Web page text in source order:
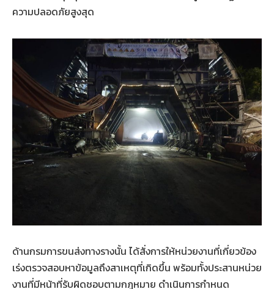
ความปลอดภัยสูงสุด
ด้านกรมการขนส่งทางรางนั้น ได้สั่งการให้หน่วยงานที่เกี่ยวข้อง
เร่งตรวจสอบหาข้อมูลถึงสาเหตุที่เกิดขึ้น พร้อมทั้งประสานหน่วย
งานที่มีหน้าที่รับผิดชอบตามกฎหมาย ดำเนินการกำหนด